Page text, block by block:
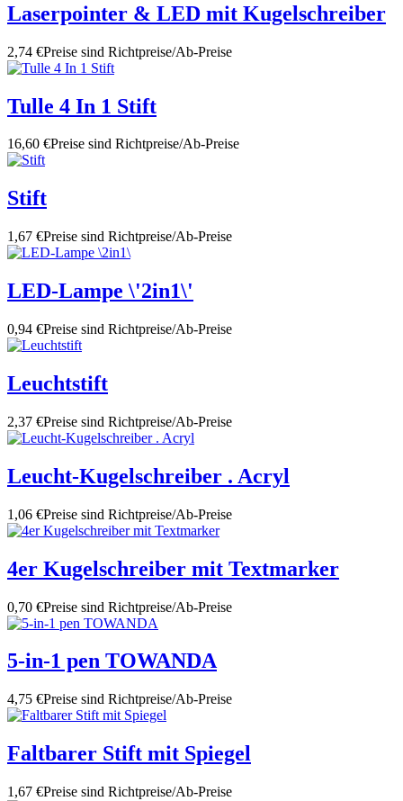
Laserpointer & LED mit Kugelschreiber
2,74 €Preise sind Richtpreise/Ab-Preise
Tulle 4 In 1 Stift
16,60 €Preise sind Richtpreise/Ab-Preise
Stift
1,67 €Preise sind Richtpreise/Ab-Preise
LED-Lampe \'2in1\'
0,94 €Preise sind Richtpreise/Ab-Preise
Leuchtstift
2,37 €Preise sind Richtpreise/Ab-Preise
Leucht-Kugelschreiber . Acryl
1,06 €Preise sind Richtpreise/Ab-Preise
4er Kugelschreiber mit Textmarker
0,70 €Preise sind Richtpreise/Ab-Preise
5-in-1 pen TOWANDA
4,75 €Preise sind Richtpreise/Ab-Preise
Faltbarer Stift mit Spiegel
1,67 €Preise sind Richtpreise/Ab-Preise